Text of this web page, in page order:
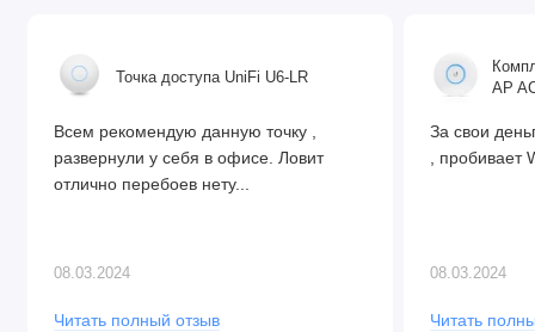
SFP: 1 порт
PoE-выход: порт 5 (пассивное PoE, до 700 мА)
Питание
Источники питания: 2 (разъём постоянного тока
Точка доступа UniFi U6-LR
Всем рекомендую данную точку ,
развернули у себя в офисе. Ловит
отлично перебоев нету...
08.03.2024
Читать полный отзыв
AP
За свои
, пробивает
08.03.2024
Читать